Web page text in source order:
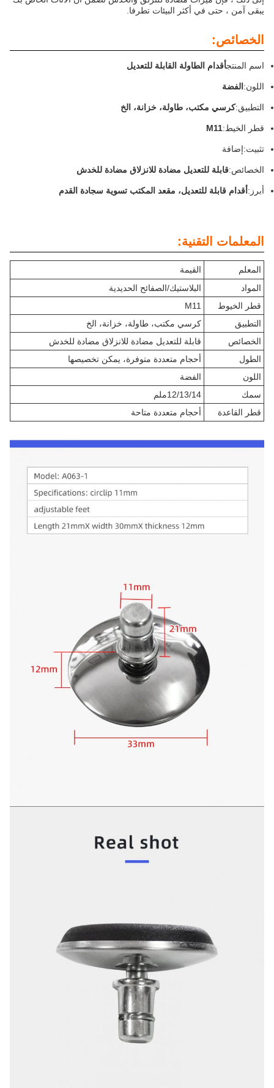
يبقى آمن ، حتى في أكثر البيئات تطرفا.
الخصائص:
اسم المنتجأقدام الطاولة القابلة للتعديل
اللون: الفضة
التطبيق:كرسي مكتب، طاولة، خزانة، الخ
قطر الخيط:M11
تثبيت:إضافة
الخصائص:قابلة للتعديل مضادة للانزلاق مضادة للخدش
أبرز: أقدام قابلة للتعديل، مقعد المكتب تسوية سجادة القدم
المعلمات التقنية:
المعلم
القيمة
المواد
البلاستيك/الصفائح الحديدية
قطر الخيوط
M11
التطبيق
كرسي مكتب، طاولة، خزانة، الخ
الخصائص
قابلة للتعديل مضادة للانزلاق مضادة للخدش
الطول
أحجام متعددة متوفرة، يمكن تخصيصها
اللون
الفضة
سمك
12/13/14ملم
قطر القاعدة
أحجام متعددة متاحة